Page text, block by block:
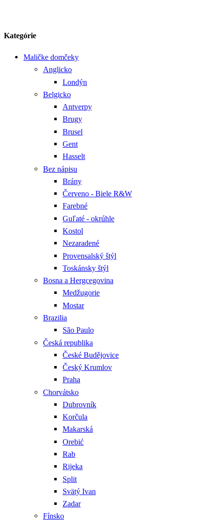
Kategórie
Maličke domčeky
Anglicko
Londýn
Belgicko
Antverpy
Brugy
Brusel
Gent
Hasselt
Bez nápisu
Brány
Červeno - Biele R&W
Farebné
Guľaté - okrúhle
Kostol
Nezaradené
Provensalský štýl
Toskánsky štýl
Bosna a Hergcegovina
Medžugorie
Mostar
Brazilia
São Paulo
Česká republika
České Budějovice
Český Krumlov
Praha
Chorvátsko
Dubrovník
Korčula
Makarská
Orebić
Rab
Rijeka
Split
Svätý Ivan
Zadar
Fínsko